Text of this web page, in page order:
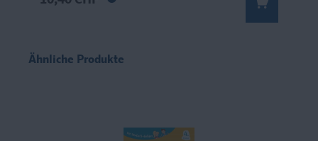
Ähnliche Produkte